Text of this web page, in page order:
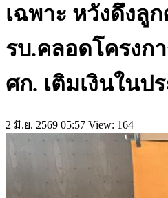
เฉพาะ หวังดึงลู
รบ.คลอดโครงก
ศก. เติมเงินในป
2 มิ.ย. 2569 05:57 View: 164